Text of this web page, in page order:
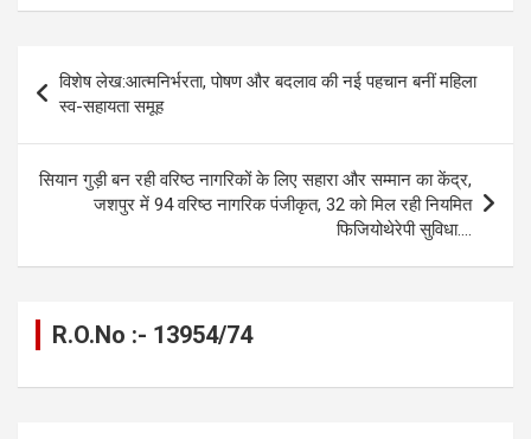
ce
b
o
o
k
se
g
er
at
s
A
p
p
e
a
m
ail py
n
k
ar
e
Post
navigation
विशेष लेख:आत्मनिर्भरता, पोषण और बदलाव की नई पहचान बनीं महिला
स्व-सहायता समूह
सियान गुड़ी बन रही वरिष्ठ नागरिकों के लिए सहारा और सम्मान का केंद्र,
जशपुर में 94 वरिष्ठ नागरिक पंजीकृत, 32 को मिल रही नियमित
फिजियोथेरेपी सुविधा….
R.O.No :- 13954/74